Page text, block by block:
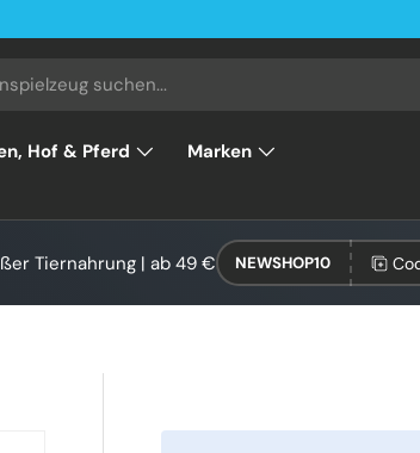
Hof & Pferd
Marken
Tiernahrung | ab 49 € NEWSHOP10